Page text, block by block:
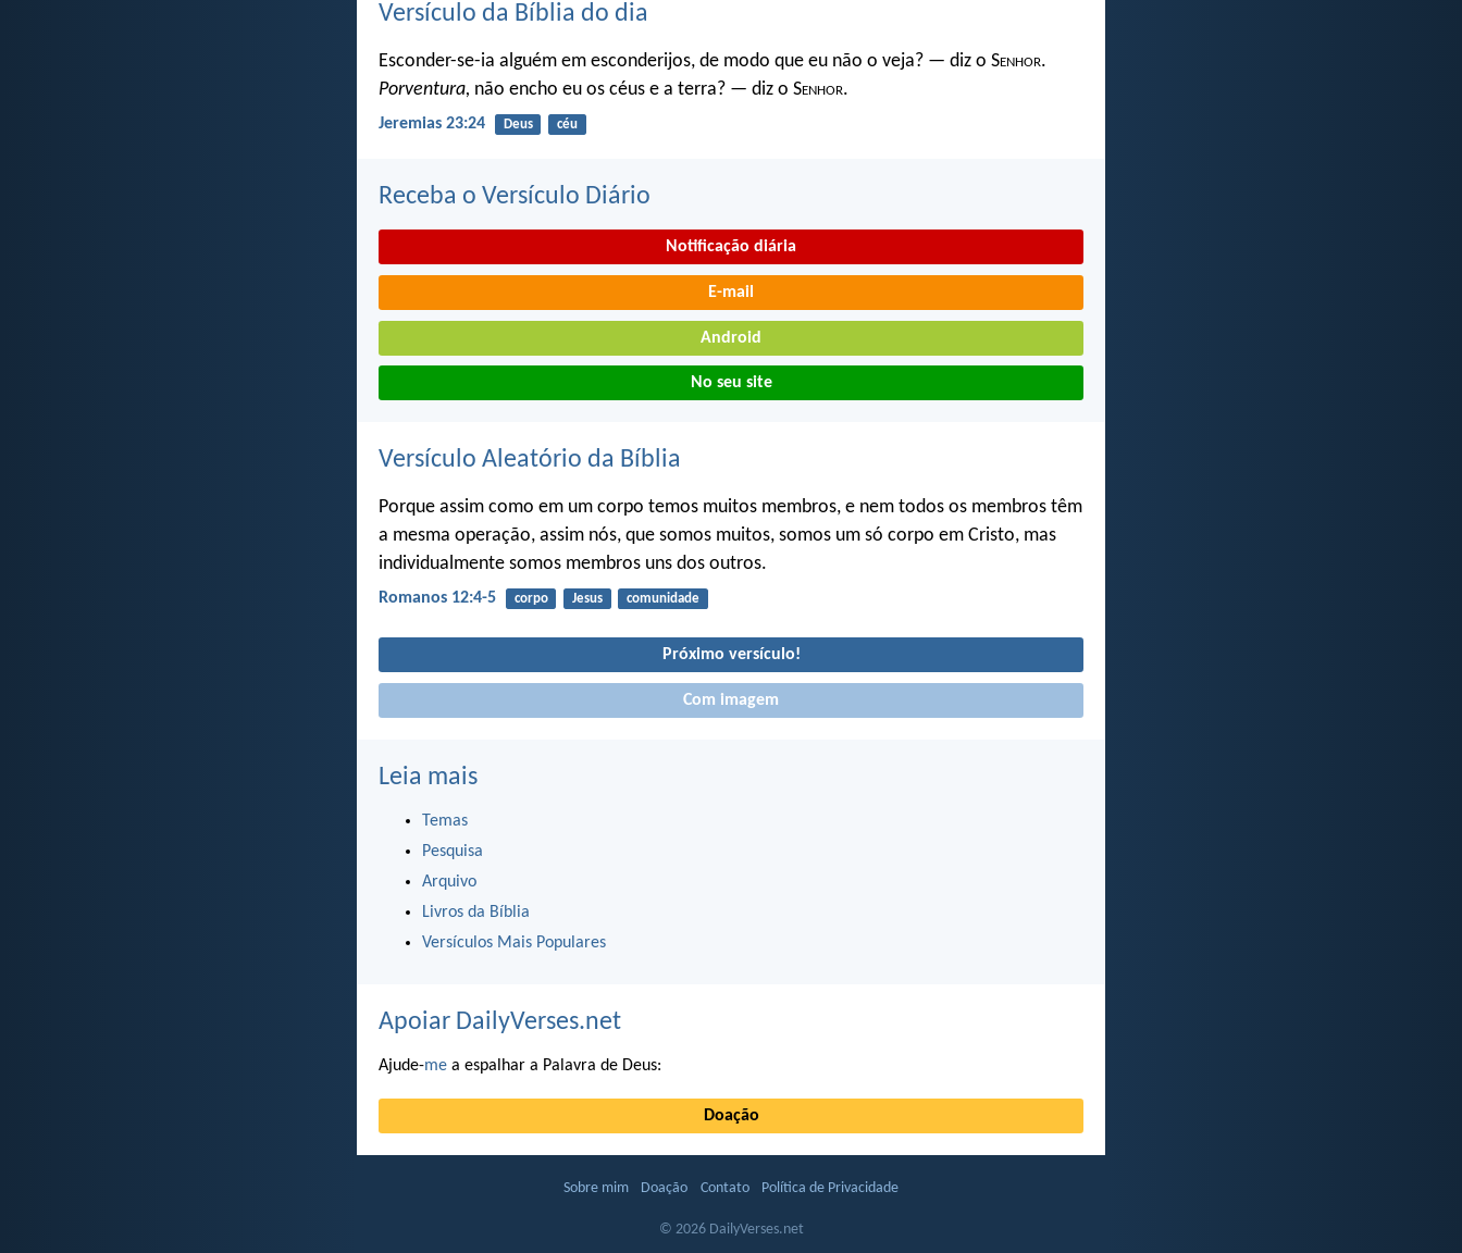
Versículo da Bíblia do dia
Esconder-se-ia alguém em esconderijos, de modo que eu não o veja? — diz o Senhor.
Porventura, não encho eu os céus e a terra? — diz o Senhor.
Jeremias 23:24 Deus céu
Receba o Versículo Diário
Notificação diária
E-mail
Android
No seu site
Versículo Aleatório da Bíblia
Porque assim como em um corpo temos muitos membros, e nem todos os membros têm
a mesma operação, assim nós, que somos muitos, somos um só corpo em Cristo, mas
individualmente somos membros uns dos outros.
Romanos 12:4-5 corpo Jesus comunidade
Próximo versículo!
Com imagem
Leia mais
Temas
Pesquisa
Arquivo
Livros da Bíblia
Versículos Mais Populares
Apoiar DailyVerses.net
Ajude-me a espalhar a Palavra de Deus:
Doação
Sobre mim Doação Contato Política de Privacidade
© 2026 DailyVerses.net